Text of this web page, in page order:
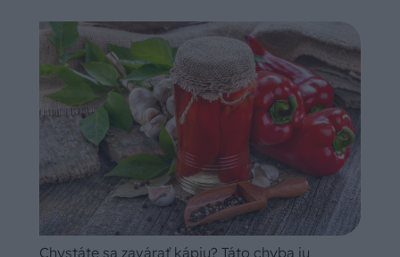
Chystáte sa zavárať kápiu? Táto chyba ju